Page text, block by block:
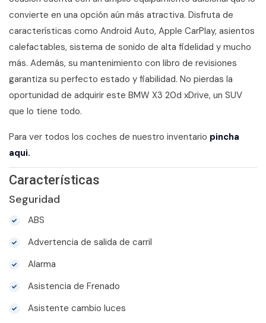
convierte en una opción aún más atractiva. Disfruta de
características como Android Auto, Apple CarPlay, asientos
calefactables, sistema de sonido de alta fidelidad y mucho
más. Además, su mantenimiento con libro de revisiones
garantiza su perfecto estado y fiabilidad. No pierdas la
oportunidad de adquirir este BMW X3 20d xDrive, un SUV
que lo tiene todo.
Para ver todos los coches de nuestro inventario pincha
aqui.
Características
Seguridad
ABS
Advertencia de salida de carril
Alarma
Asistencia de Frenado
Asistente cambio luces